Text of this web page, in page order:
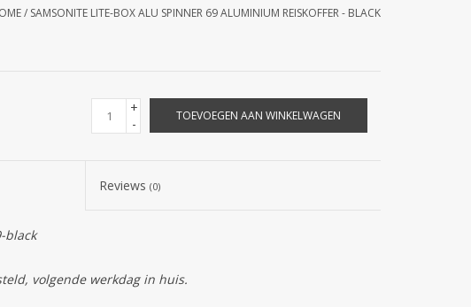
/ SAMSONITE LITE-BOX ALU SPINNER 69 ALUMINIUM REISKOFFER - BLACK
+
-
TOEVOEGEN AAN WINKELWAGEN
Reviews(0)
black
volgende werkdag in huis.